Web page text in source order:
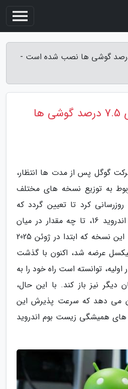
16 تنها روی 7.5 درصد گوشی ها نصب شده است -
اندروید 16 تنها روی 7.5 درصد گوشی ها
گوگل پس از مدت ها انتظار،
به توزیع نسخه های مختلف
کرد تا تعیین گردد که
جدیدترین نسخه، یعنی اندروید 16، تا چه مقدار در میان
کاربران نفوذ نموده است. این نسخه که ابتدا در ژوئن 2025
عرضه شد، اکنون با گذشت
توانسته است راه خود را به
دیگر نیز باز کند. با این حال،
می دهد که سرعت پذیرش این
همیشگی زیست بوم اندروید